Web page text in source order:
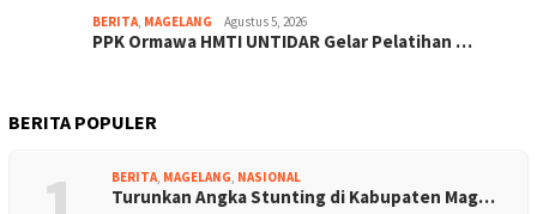
BERITA, MAGELANG Agustus 5, 2026
PPK Ormawa HMTI UNTIDAR Gelar Pelatihan …
BERITA POPULER
BERITA, MAGELANG, NASIONAL
Turunkan Angka Stunting di Kabupaten Mag…